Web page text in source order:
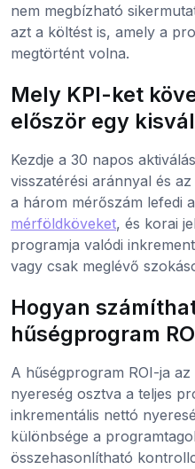
nem megbízható
azt a költést is, amely a
megtörtént volna.
Mely KPI-ket
először egy
Kezdje a 30 napos
visszatérési aránnyal és
a három mérőszám lefedi
mérföldköveket, és korai
programja valódi
vagy csak meglévő
Hogyan
hűségprogram
A hűségprogram ROI-ja
nyereség osztva a teljes
inkrementális nettó
különbsége a
összehasonlítható